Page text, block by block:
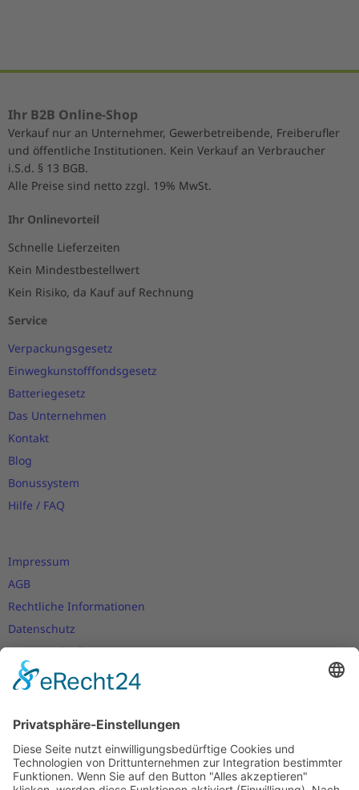
Ihr B2B Online-Shop
Verkauf nur an Unternehmer, Gewerbetreibende, Freiberufler
und öffentliche Institutionen. Kein Verkauf an Verbraucher
i.S.d. § 13 BGB.
Alle Preise sind netto zzgl. 19% MwSt.
Ihr Onlinevorteil
Schnelle Lieferzeiten
Kein Mindestbestellwert
Kein Risiko, da Kauf auf Rechnung
Service
Verpackungsgesetz
Einwegkunstofffondsgesetz
Batteriegesetz
Das Unternehmen
Kontakt
Blog
Bonussystem
Hilfe / FAQ
Impressum
AGB
Rechtliche Informationen
Datenschutz
Nutzungsbedingungen
Versand- und Zahlungsbedingungen
Cookie-Einstellungen
Newsletter